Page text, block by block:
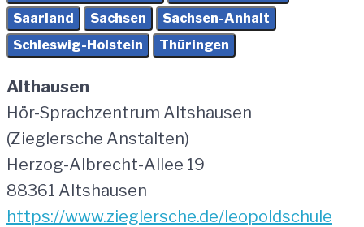
Saarland
Sachsen
Sachsen-Anhalt
Schleswig-Holstein
Thüringen
Althausen
Hör-Sprachzentrum Altshausen
(Zieglersche Anstalten)
Herzog-Albrecht-Allee 19
88361 Altshausen
https://www.zieglersche.de/leopoldschule